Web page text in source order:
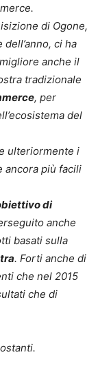
di Ogone,
ci ha
anche il
tradizionale
, per
del
ulteriormente i
ancora più facili
di
anche
basati sulla
. Forti anche di
che nel 2015
che di